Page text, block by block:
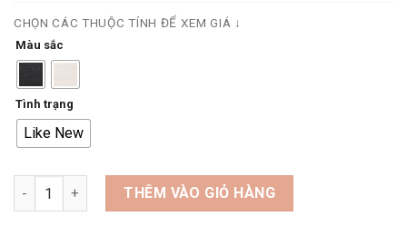
CHỌN CÁC THUỘC TÍNH ĐỂ XEM GIÁ ↓
Màu sắc
Tình trạng
Like New
Đàn Piano Điện Roland HP-605GP số lượng
THÊM VÀO GIỎ HÀNG